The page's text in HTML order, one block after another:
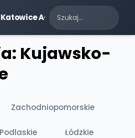
Katowice AGD
Kujawsko-
Zachodniopomorskie
Podlaskie Łódzkie